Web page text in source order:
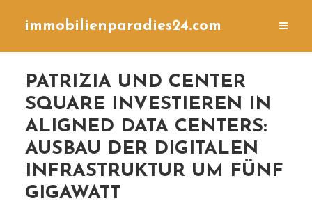
immobilienparadies24.com
PATRIZIA UND CENTER
SQUARE INVESTIEREN IN
ALIGNED DATA CENTERS:
AUSBAU DER DIGITALEN
INFRASTRUKTUR UM FÜNF
GIGAWATT